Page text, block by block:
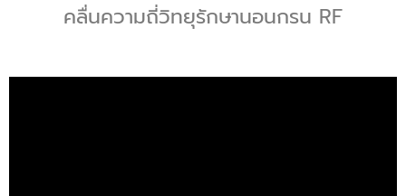
คลื่นความถี่วิทยุรักษานอนกรน RF